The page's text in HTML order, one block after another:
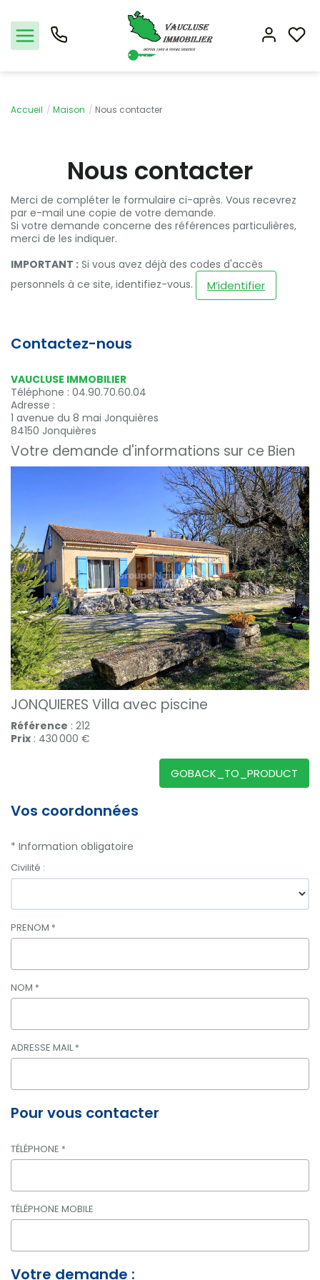
Nos offres
Rejoindre le groupement
Estimation
Accueil Maison Nous contacter
Nous contacter
Merci de compléter le formulaire ci-après. Vous recevrez
par e-mail une copie de votre demande.
Si votre demande concerne des références particulières,
merci de les indiquer.
IMPORTANT : Si vous avez déjà des codes d'accès
personnels à ce site, identifiez-vous.
M’identifier
Contactez-nous
VAUCLUSE IMMOBILIER
Téléphone : 04.90.70.60.04
Adresse :
1 avenue du 8 mai Jonquières
84150 Jonquières
Votre demande d'informations sur ce Bien
JONQUIERES Villa avec piscine
Référence : 212
Prix : 430 000 €
GOBACK_TO_PRODUCT
Vos coordonnées
* Information obligatoire
Civilité :
PRENOM *
NOM *
ADRESSE MAIL*
Pour vous contacter
TÉLÉPHONE *
TÉLÉPHONE MOBILE
Votre demande :